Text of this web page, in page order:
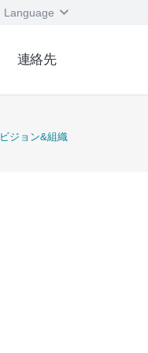
Language
連絡先
ビジョン&組織